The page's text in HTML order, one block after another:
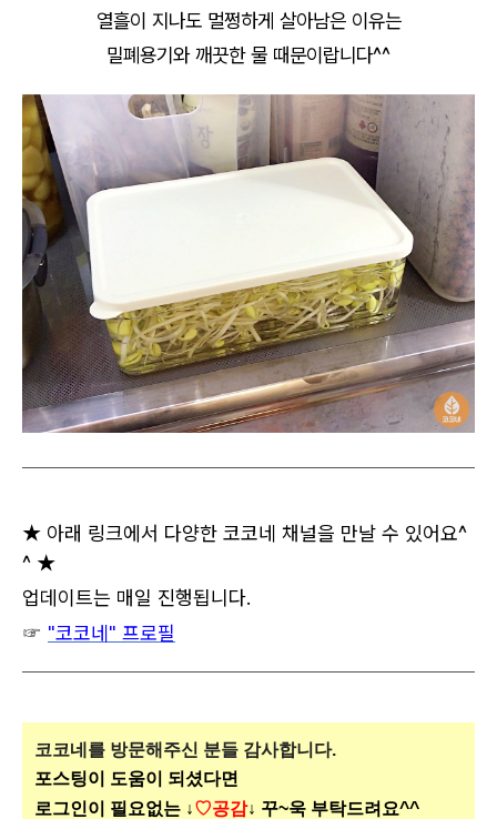
열흘이 지나도 멀쩡하게 살아남은 이유는
밀폐용기와 깨끗한 물 때문이랍니다^^
★ 아래 링크에서 다양한 코코네 채널을 만날 수 있어요^
^ ★
업데이트는 매일 진행됩니다.
☞ "코코네" 프로필
코코네를 방문해주신 분들 감사합니다.
포스팅이 도움이 되셨다면
로그인이 필요없는 ↓♡공감↓ 꾸~욱 부탁드려요^^